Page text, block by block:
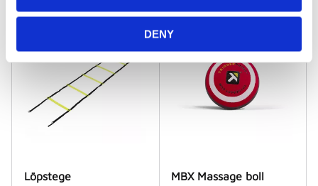
DENY
Löpstege MBX Massage boll